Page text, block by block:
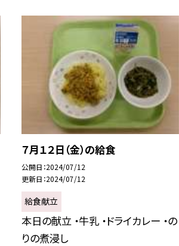
７月１２日（金）の給食
公開日 2024/07/12
更新日 2024/07/12
給食献立
本日の献立 ・牛乳 ・ドライカレー ・の
りの煮浸し